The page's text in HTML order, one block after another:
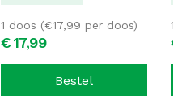
€17,99
1 doos (€17,99 per doos)
Bestel